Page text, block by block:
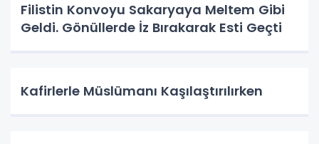
Filistin Konvoyu Sakaryaya Meltem Gibi
Geldi. Gönüllerde İz Bırakarak Esti Geçti
Kafirlerle Müslümanı Kaşılaştırılırken